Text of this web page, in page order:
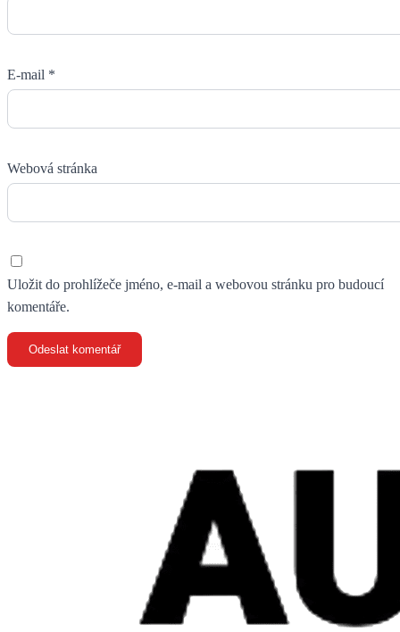
E-mail *
Webová stránka
Uložit do prohlížeče jméno, e-mail a webovou stránku pro budoucí
komentáře.